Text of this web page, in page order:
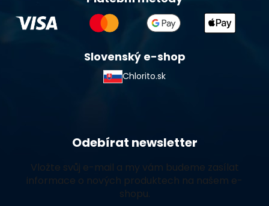
Slovenský e-shop
Chlorito.sk
Odebírat newsletter
Vložte svůj e-mail a my vám budeme zasílat
informace o nových produktech na našem e-
shopu.